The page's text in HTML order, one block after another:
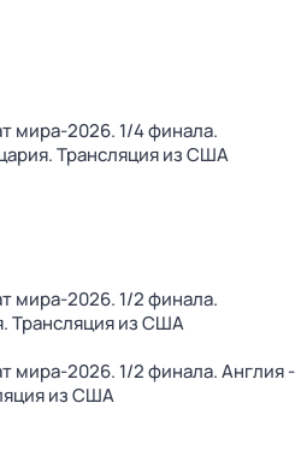
мира-2026. 1/4 финала.
Трансляция из США
мира-2026. 1/2 финала.
Трансляция из США
мира-2026. 1/2 финала. Англия -
из США